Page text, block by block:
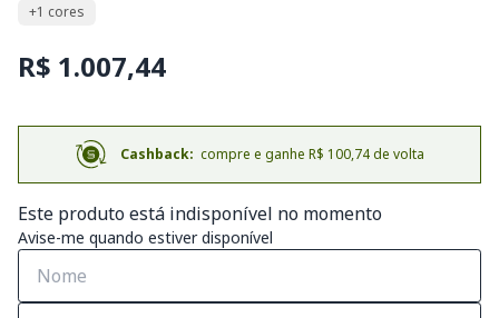
+1 cores
R$ 1.007,44
Cashback: compre e ganhe R$ 100,74 de volta
Este produto está indisponível no momento
Avise-me quando estiver disponível